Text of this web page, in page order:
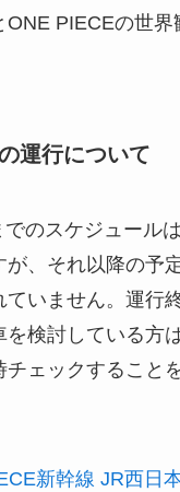
PIECEの世界
運行について
のスケジュール
、それ以降の予
いません。運行
を検討している方
ェックすること
新幹線 JR西日